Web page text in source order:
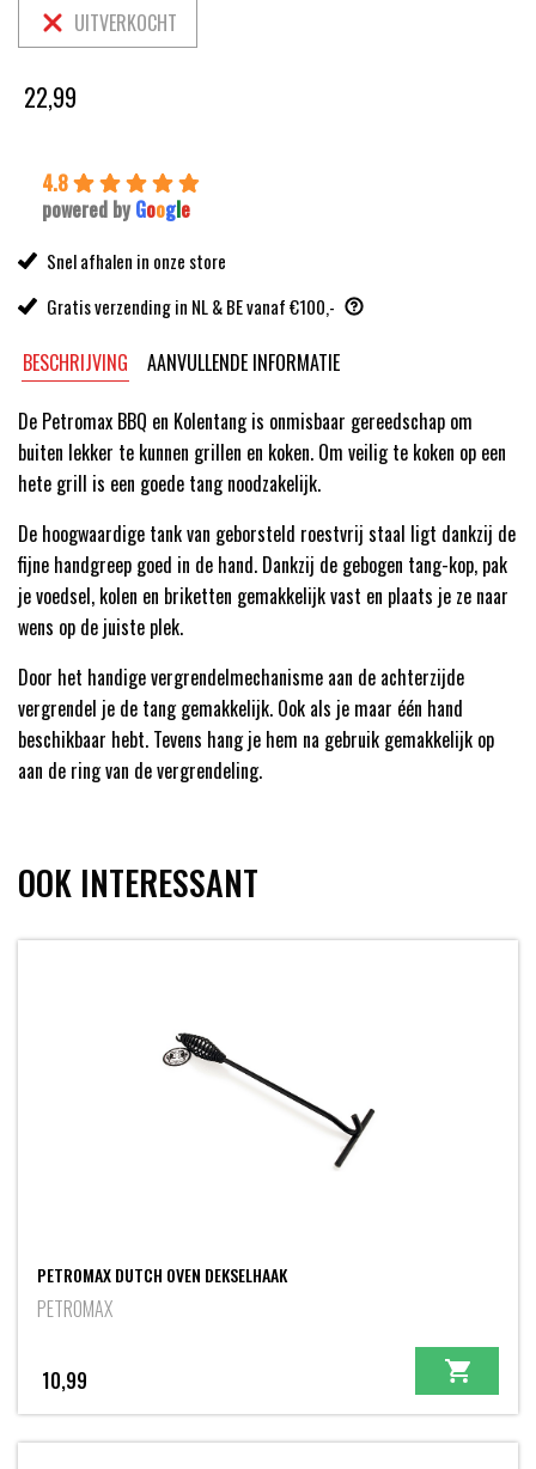
UITVERKOCHT
22,99
4.8
powered by Google
Snel afhalen in onze store
Gratis verzending in NL & BE vanaf €100,-
BESCHRIJVING AANVULLENDE INFORMATIE
De Petromax BBQ en Kolentang is onmisbaar gereedschap om
buiten lekker te kunnen grillen en koken. Om veilig te koken op een
hete grill is een goede tang noodzakelijk.
De hoogwaardige tank van geborsteld roestvrij staal ligt dankzij de
fijne handgreep goed in de hand. Dankzij de gebogen tang-kop, pak
je voedsel, kolen en briketten gemakkelijk vast en plaats je ze naar
wens op de juiste plek.
Door het handige vergrendelmechanisme aan de achterzijde
vergrendel je de tang gemakkelijk. Ook als je maar één hand
beschikbaar hebt. Tevens hang je hem na gebruik gemakkelijk op
aan de ring van de vergrendeling.
OOK INTERESSANT
PETROMAX DUTCH OVEN DEKSELHAAK
PETROMAX
10,99